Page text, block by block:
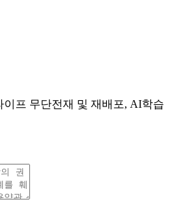
프 무단전재 및 재배포, AI학습